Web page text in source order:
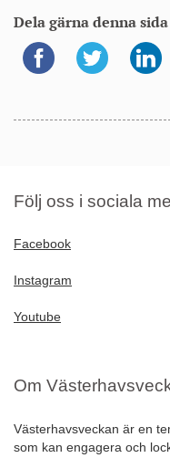
Dela gärna denna
Följ oss i sociala
Facebook
Instagram
Youtube
Om
Västerhavsveckan är en
som kan engagera och